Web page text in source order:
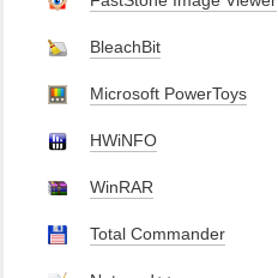
BleachBit
Microsoft PowerToys
HWiNFO
WinRAR
Total Commander